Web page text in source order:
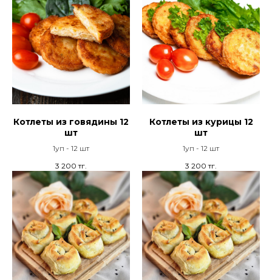
Котлеты из говядины 12
шт
1уп - 12 шт
3 200 тг.
Котлеты из курицы 12
шт
1уп - 12 шт
3 200 тг.